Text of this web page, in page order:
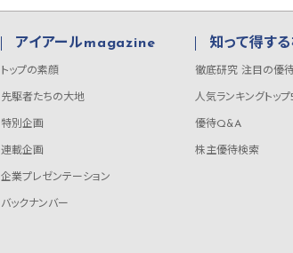
アイアールmagazine
トップの素顔
先駆者たちの大地
特別企画
連載企画
企業プレゼンテーション
バックナンバー
知って得す
徹底研究 注目の優
人気ランキングトップ
優待Q&A
株主優待検索